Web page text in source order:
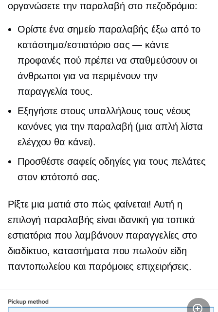
οργανώσετε την παραλαβή στο πεζοδρόμιο:
Ορίστε ένα σημείο παραλαβής έξω από το
κατάστημα/εστιατόριο σας — κάντε
προφανές πού πρέπει να σταθμεύσουν οι
άνθρωποι για να περιμένουν την
παραγγελία τους.
Εξηγήστε στους υπαλλήλους τους νέους
κανόνες για την παραλαβή (μια απλή λίστα
ελέγχου θα κάνει).
Προσθέστε σαφείς οδηγίες για τους πελάτες
στον ιστότοπό σας.
Ρίξτε μια ματιά στο πώς φαίνεται! Αυτή η
επιλογή παραλαβής είναι ιδανική για τοπικά
εστιατόρια που λαμβάνουν παραγγελίες στο
διαδίκτυο, καταστήματα που πωλούν είδη
παντοπωλείου και παρόμοιες επιχειρήσεις.